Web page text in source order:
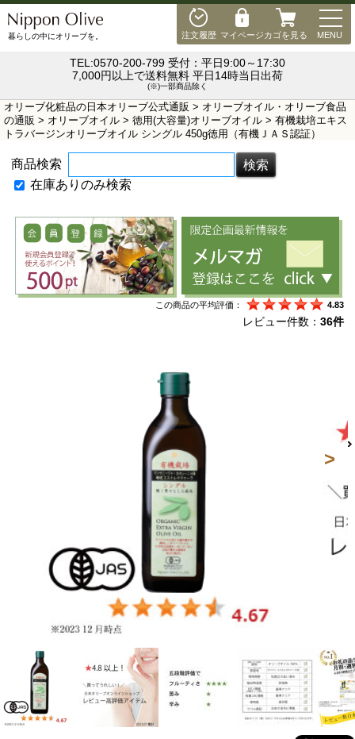
注文履歴 マイページカゴを見る MENU
暮らしの中にオリーブを。
TEL:0570-200-799 受付：平日9:00～17:30
7,000円以上で送料無料 平日14時当日出荷
(※)一部商品除く
オリーブ化粧品の日本オリーブ公式通販 > オリーブオイル・オリーブ食品
の通販 > オリーブオイル > 徳用(大容量)オリーブオイル > 有機栽培エキス
トラバージンオリーブオイル シングル 450g徳用（有機ＪＡＳ認証）
商品検索
在庫ありのみ検索
この商品の平均評価： 4.83
レビュー件数： 36件